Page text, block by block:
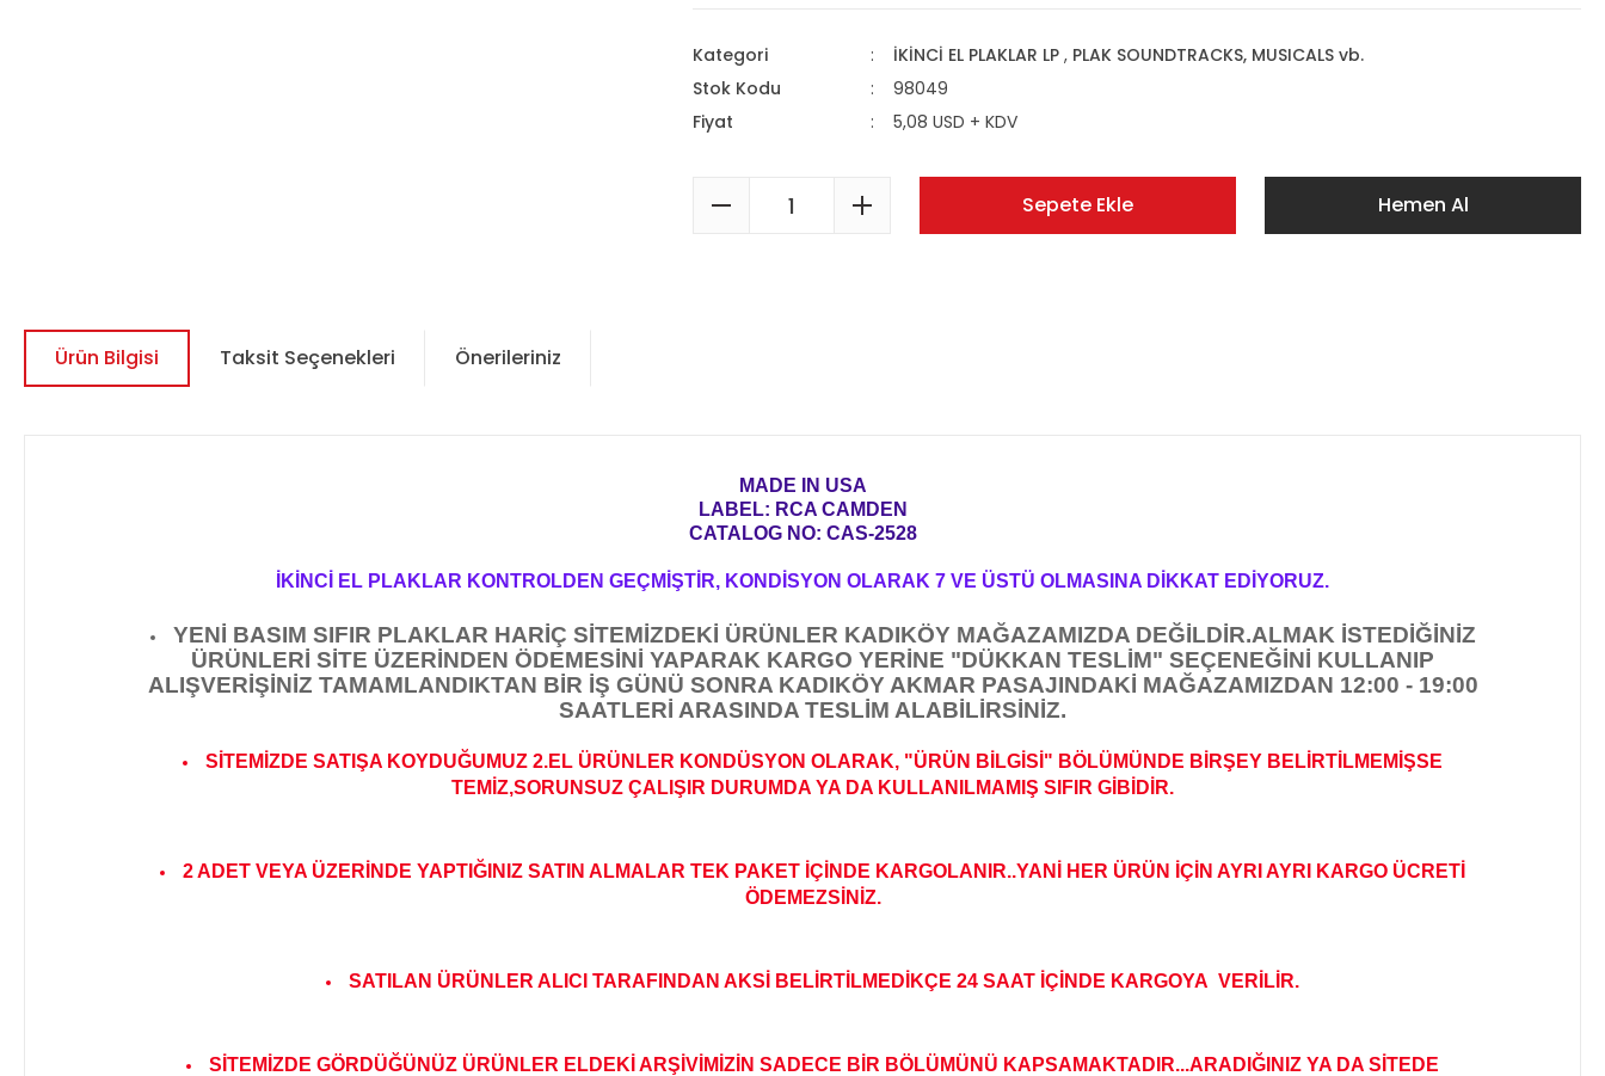
Kategori İKİNCİ EL PLAKLAR LP , PLAK SOUNDTRACKS, MUSICALS vb.
Stok Kodu
98049
Fiyat
5,08 USD + KDV
Sepete Ekle Hemen Al
Ürün Bilgisi Taksit Seçenekleri Önerileriniz
MADE IN USA
LABEL: RCA CAMDEN
CATALOG NO: CAS-2528
İKİNCİ EL PLAKLAR KONTROLDEN GEÇMİŞTİR, KONDİSYON OLARAK 7 VE ÜSTÜ OLMASINA DİKKAT EDİYORUZ.
YENİ BASIM SIFIR PLAKLAR HARİÇ SİTEMİZDEKİ ÜRÜNLER KADIKÖY MAĞAZAMIZDA DEĞİLDİR.ALMAK İSTEDİĞİNİZ
ÜRÜNLERİ SİTE ÜZERİNDEN ÖDEMESİNİ YAPARAK KARGO YERİNE "DÜKKAN TESLİM" SEÇENEĞİNİ KULLANIP
ALIŞVERİŞİNİZ TAMAMLANDIKTAN BİR İŞ GÜNÜ SONRA KADIKÖY AKMAR PASAJINDAKİ MAĞAZAMIZDAN 12:00 - 19:00
SAATLERİ ARASINDA TESLİM ALABİLİRSİNİZ.
SİTEMİZDE SATIŞA KOYDUĞUMUZ 2.EL ÜRÜNLER KONDÜSYON OLARAK, "ÜRÜN BİLGİSİ" BÖLÜMÜNDE BİRŞEY BELİRTİLMEMİŞSE
TEMİZ,SORUNSUZ ÇALIŞIR DURUMDA YA DA KULLANILMAMIŞ SIFIR GİBİDİR.
2 ADET VEYA ÜZERİNDE YAPTIĞINIZ SATIN ALMALAR TEK PAKET İÇİNDE KARGOLANIR..YANİ HER ÜRÜN İÇİN AYRI AYRI KARGO ÜCRETİ
ÖDEMEZSİNİZ.
SATILAN ÜRÜNLER ALICI TARAFINDAN AKSİ BELİRTİLMEDİKÇE 24 SAAT İÇİNDE KARGOYA VERİLİR.
SİTEMİZDE GÖRDÜĞÜNÜZ ÜRÜNLER ELDEKİ ARŞİVİMİZİN SADECE BİR BÖLÜMÜNÜ KAPSAMAKTADIR...ARADIĞINIZ YA DA SİTEDE